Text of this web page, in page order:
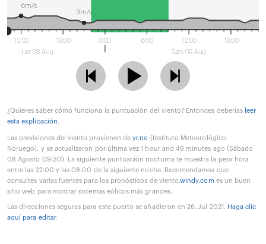
12:00
Lør 08 Aug
18:00 0:00 6:00
12:00
Søn 09 Aug
18:00
6m/s
3m/s
¿Quieres saber cómo funciona la puntuación del viento? Entonces deberías leer
esta explicación.
Las previsiones del viento provienen deyr.no (Instituto Meteorológico
Noruego), y se actualizaron por última vez 1 hour and 49 minutes ago (Sábado
08 Agosto 09:30). La siguiente puntuación nocturna te muestra la peor hora
entre las 22:00 y las 08:00 de la siguiente noche. Recomendamos que
consultes varias fuentes para los pronósticos de viento.windy.comes un buen
sitio web para mostrar sistemas eólicos más grandes.
Las direcciones seguras para este puerto se añadieron en 26. Jul 2021. Haga clic
aquí para editar.